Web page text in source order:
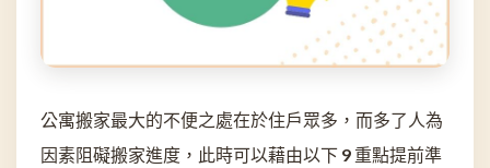
公寓搬家最大的不便之處在於住戶眾多，而多了人為
因素阻礙搬家進度，此時可以藉由以下 9 重點提前準